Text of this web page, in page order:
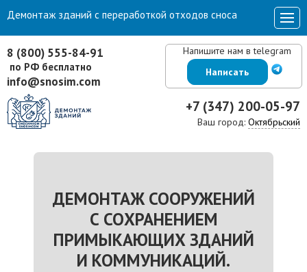
8 (800) 555-84-91
по РФ бесплатно
info@snosim.com
Напишите нам в telegram
Написать
+7 (347) 200-05-97
Ваш город: Октябрьский
Демонтаж зданий с переработкой отходов сноса
ДЕМОНТАЖ СООРУЖЕНИЙ
С СОХРАНЕНИЕМ
ПРИМЫКАЮЩИХ ЗДАНИЙ
И КОММУНИКАЦИЙ.